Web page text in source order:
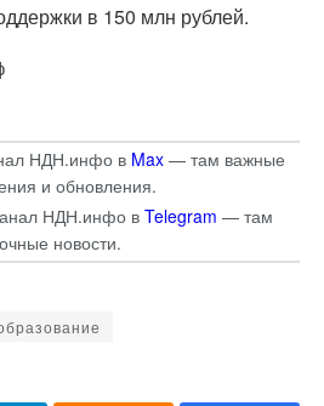
в 150 млн рублей.
НДН.инфо в Max — там важные
и обновления.
НДН.инфо в Telegram — там
новости.